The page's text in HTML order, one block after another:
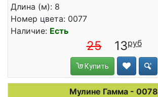
Длина (м): 8
Номер цвета: 0077
Наличие: Есть
25 13
Купить
Мулине Гамма - 0078